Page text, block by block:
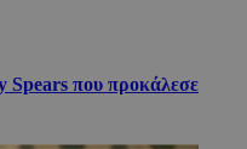
Spears που προκάλεσε